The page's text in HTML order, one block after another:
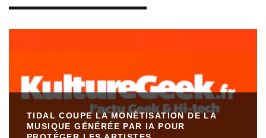
TIDAL COUPE LA MONÉTISATION DE LA
MUSIQUE GÉNÉRÉE PAR IA POUR